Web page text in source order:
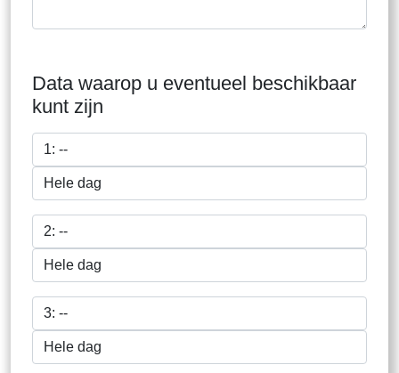
Data waarop u eventueel beschikbaar
kunt zijn